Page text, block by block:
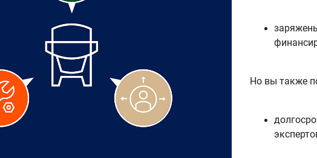
Но вы также